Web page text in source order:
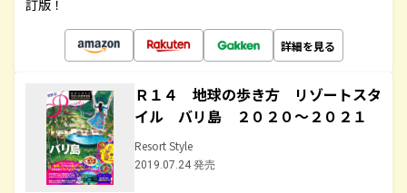
訂版！
詳細を見る
Ｒ１４ 地球の歩き方 リゾートスタ
イル バリ島 ２０２０～２０２１
Resort Style
2019.07.24 発売